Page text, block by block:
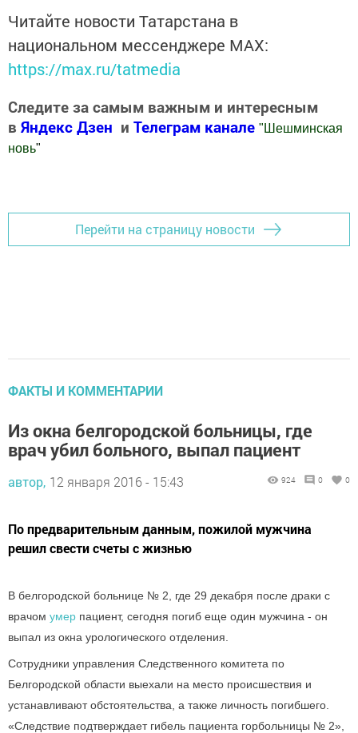
Читайте новости Татарстана в
национальном мессенджере MАХ:
https://max.ru/tatmedia
Следите за самым важным и интересным
в Яндекс Дзен и Телеграм канале " Шешминская
новь"
Перейти на страницу новости
ФАКТЫ И КОММЕНТАРИИ
Из окна белгородской больницы, где
врач убил больного, выпал пациент
автор, 12 января 2016 - 15:43 924 0 0
По предварительным данным, пожилой мужчина
решил свести счеты с жизнью
В белгородской больнице № 2, где 29 декабря после драки с
врачом умер пациент, сегодня погиб еще один мужчина - он
выпал из окна урологического отделения.
Сотрудники управления Следственного комитета по
Белгородской области выехали на место происшествия и
устанавливают обстоятельства, а также личность погибшего.
«Следствие подтверждает гибель пациента горбольницы № 2»,